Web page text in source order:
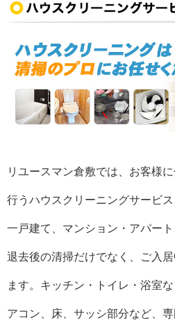
リユースマン倉敷では、お客様
行うハウスクリーニングサービス
一戸建て、マンション・アパー
退去後の清掃だけでなく、ご入
ます。キッチン・トイレ・浴室
アコン、床、サッシ部分など、